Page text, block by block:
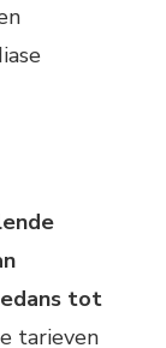
tot
tarieven